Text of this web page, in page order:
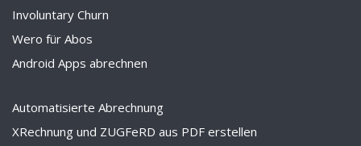
Involuntary Churn
Wero für Abos
Android Apps abrechnen
Automatisierte Abrechnung
XRechnung und ZUGFeRD aus PDF erstellen